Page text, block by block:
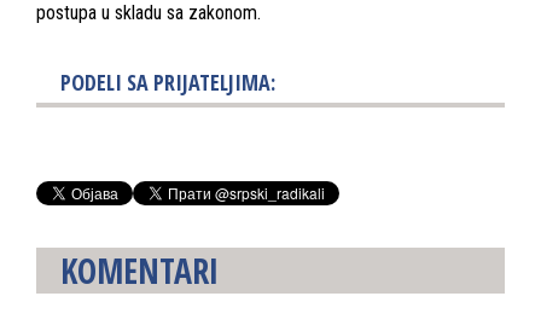
postupa u skladu sa zakonom.
PODELI SA PRIJATELJIMA:
KOMENTARI